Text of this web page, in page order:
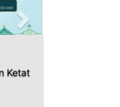
Ketat